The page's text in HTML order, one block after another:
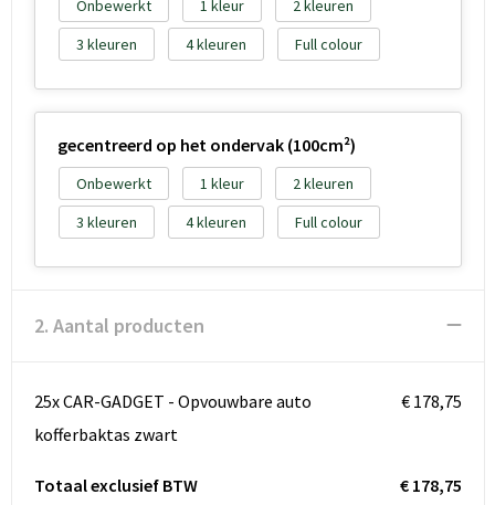
Onbewerkt 1
2
3
4 Full colour
gecentreerd op het ondervak (100cm²)
Onbewerkt 1
2
3
4 Full colour
2. Aantal producten
25x CAR-GADGET - Opvouwbare auto
kofferbaktas zwart
€ 178,75
Totaal exclusief BTW
€ 178,75